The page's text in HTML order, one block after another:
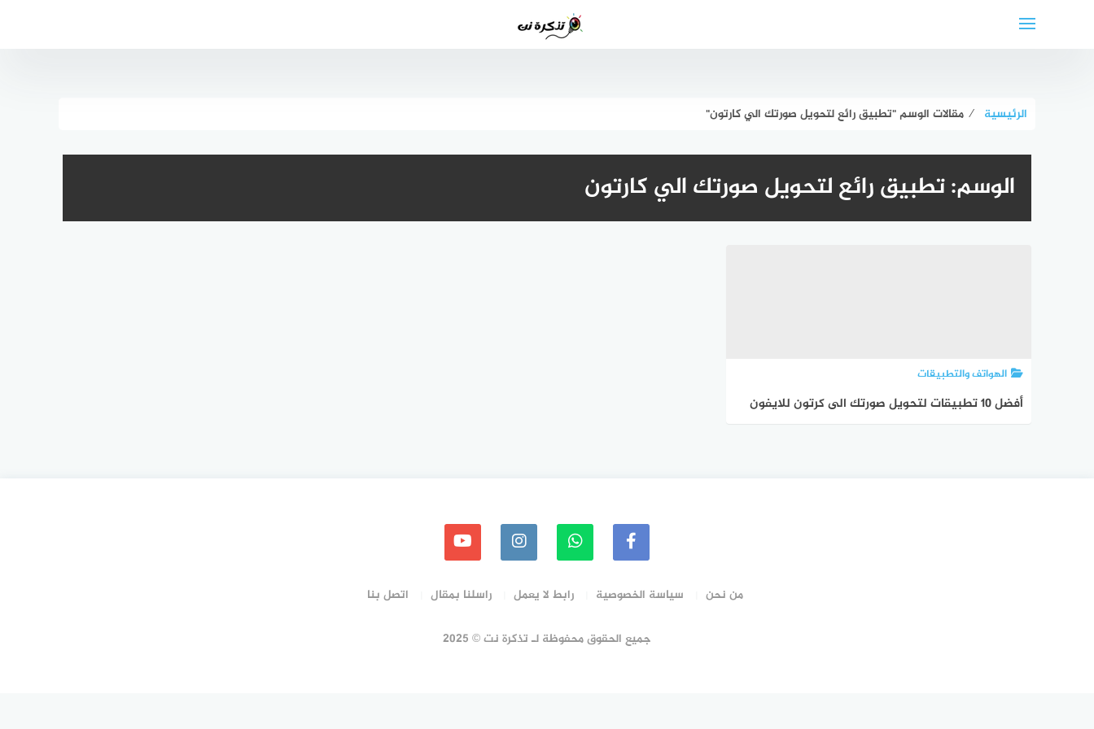
الرئيسية ⁄ مقالات الوسم "تطبيق رائع لتحويل صورتك الي كارتون"
الوسم:تطبيق رائع لتحويل صورتك الي كارتون
الهواتف والتطبيقات
أفضل 10 تطبيقات لتحويل صورتك الى كرتون للايفون
من نحن سياسة الخصوصية رابط لا يعمل راسلنا بمقال اتصل بنا
جميع الحقوق محفوظة لـ تذكرة نت © 2025